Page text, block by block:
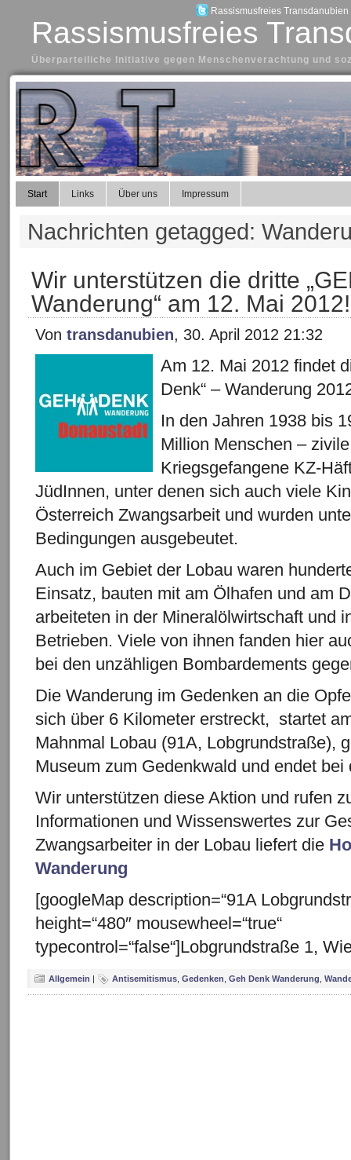
Rassismusfreies Transdanubien
Rassismusfreies
Überparteiliche Initiative gegen Menschenverachtung und
Start Links Über uns Impressum
Nachrichten getagged:
Wir unterstützen die dritte
Wanderung“ am 12. Mai 2012!
Von transdanubien, 30. April 2012 21:32
Am 12. Mai 2012 findet
Denk“ – Wanderung
In den Jahren 1938 bis
Million Menschen –
Kriegsgefangene KZ-
JüdInnen, unter denen sich auch viele
Österreich Zwangsarbeit und wurden
Bedingungen ausgebeutet.
Auch im Gebiet der Lobau waren
Einsatz, bauten mit am Ölhafen und am
arbeiteten in der Mineralölwirtschaft und
Betrieben. Viele von ihnen fanden hier
bei den unzähligen Bombardements
Die Wanderung im Gedenken an die
sich über 6 Kilometer erstreckt, startet
Mahnmal Lobau (91A, Lobgrundstraße),
Museum zum Gedenkwald und endet
Wir unterstützen diese Aktion und rufen
Informationen und Wissenswertes zur
Zwangsarbeiter in der Lobau liefert die
Wanderung
[googleMap description=“91A
height=“480″ mousewheel=“true“
typecontrol=“false“]Lobgrundstraße 1,
Allgemein | Antisemitismus Gedenken Geh Denk Wanderung